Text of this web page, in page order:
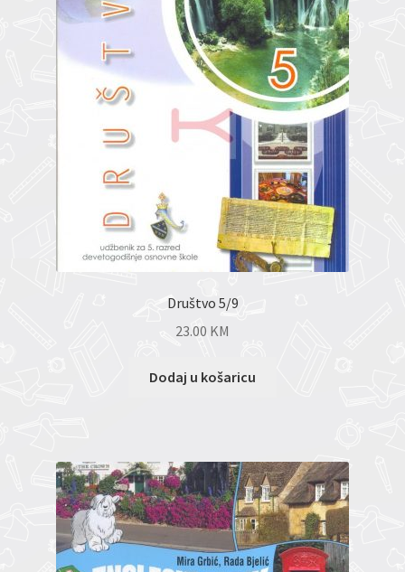
Društvo 5/9
23.00 KM
Dodaj u košaricu